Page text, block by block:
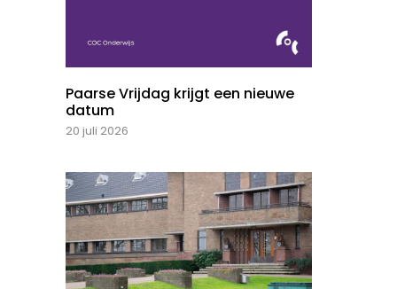
Paarse Vrijdag krijgt een nieuwe
datum
20 juli 2026